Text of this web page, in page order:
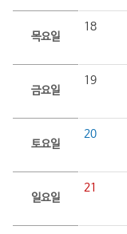
목요일
18
금요일
19
토요일
20
일요일
21